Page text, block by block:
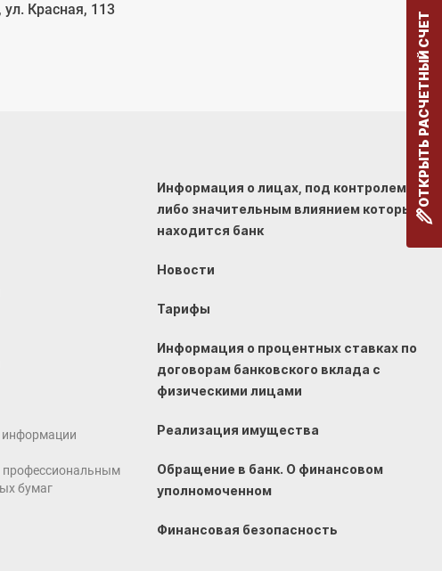
ОТКРЫТЬ РАСЧЕТНЫЙ СЧЕТ
ул. Красная, 113
информации
бумаг
Информация о лицах, под контролем
либо значительным влиянием которых
находится банк
Новости
Тарифы
Информация о процентных ставках по
договорам банковского вклада с
физическими лицами
Реализация имущества
Обращение в банк. О финансовом
уполномоченном
Финансовая безопасность